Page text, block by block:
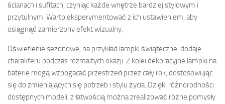
ścianach i sufitach, czyniąc każde wnętrze bardziej stylowym i
przytulnym. Warto eksperymentować z ich ustawieniem, aby
osiągnąć zamierzony efekt wizualny.
Oświetlenie sezonowe, na przykład lampki świąteczne, dodaje
charakteru podczas rozmaitych okazji. Z kolei dekoracyjne lampki na
baterie mogą wzbogacać przestrzeń przez cały rok, dostosowując
się do zmieniających się potrzeb i stylu życia. Dzięki różnorodności
dostępnych modeli, z łatwością można zrealizować różne pomysły